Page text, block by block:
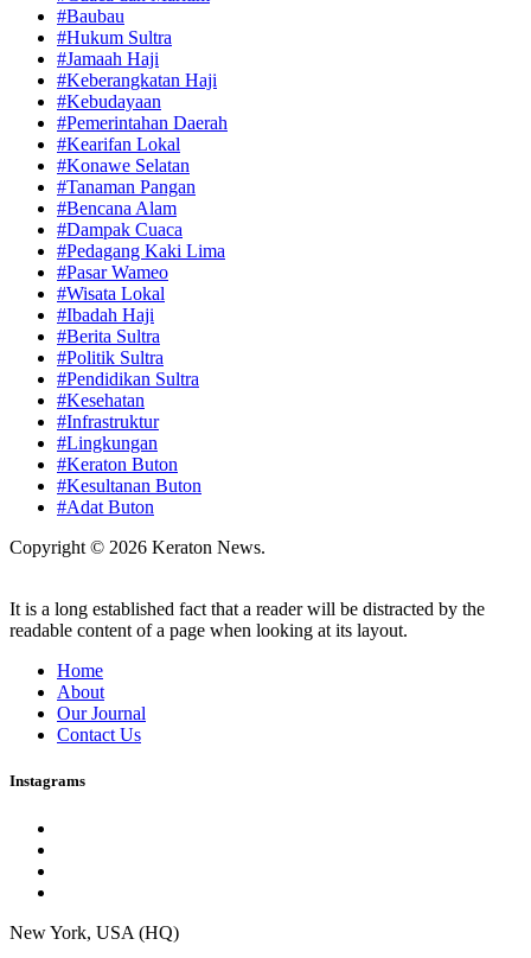
#Baubau
#Hukum Sultra
#Jamaah Haji
#Keberangkatan Haji
#Kebudayaan
#Pemerintahan Daerah
#Kearifan Lokal
#Konawe Selatan
#Tanaman Pangan
#Bencana Alam
#Dampak Cuaca
#Pedagang Kaki Lima
#Pasar Wameo
#Wisata Lokal
#Ibadah Haji
#Berita Sultra
#Politik Sultra
#Pendidikan Sultra
#Kesehatan
#Infrastruktur
#Lingkungan
#Keraton Buton
#Kesultanan Buton
#Adat Buton
Copyright © 2026 Keraton News.
It is a long established fact that a reader will be distracted by the
readable content of a page when looking at its layout.
Home
About
Our Journal
Contact Us
Instagrams
New York, USA (HQ)